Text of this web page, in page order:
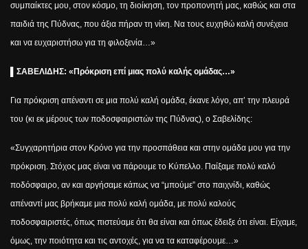
συμπαίκτες μου, στον κόσμο, τη διοίκηση, τον προπονητή μας, καθώς και στα
παιδιά της Πύδνας, που άξια πήραν τη νίκη. Να τους ευχηθώ καλή συνέχεια
και να ευχαριστήσω για τη φιλοξενία…»
ΣΑΒΕΛΙΔΗΣ: «Πρόκριση επί μιας πολύ καλής ομάδας…»
Για πρόκριση απέναντι σε μια πολύ καλή ομάδα, έκανε λόγο, απ’ την πλευρά
του (κι εκ μέρους των ποδοσφαιριστών της Πύδνας), ο Σαβελίδης:
«Συγχαρητήρια στον Κρόνο για την προσπάθεια και στην ομάδα μου για την
πρόκριση. Στόχος μας είναι να πάρουμε το Κύπελλο. Παίξαμε πολύ καλό
ποδόσφαιρο, αν και αργήσαμε κάπως να “μπούμε” στο παιχνίδι, καθώς
απέναντί μας βρήκαμε μια πολύ καλή ομάδα, με πολύ καλούς
ποδοσφαιριστές, όπως πιστεύαμε ότι θα είναι και όπως έδειξε ότι είναι. Είχαμε,
όμως, την ποιότητα και τις αντοχές, για να τα καταφέρουμε…»